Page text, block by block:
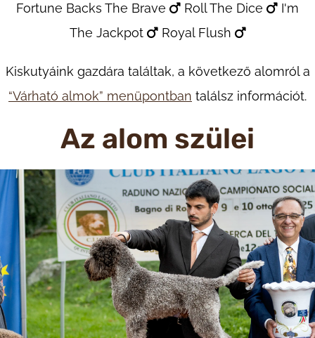
Fortune Backs The Brave
Roll The Dice
I'm
The Jackpot
Royal Flush
Kiskutyáink gazdára találtak, a következő alomról a
“Várható almok” menüpontban találsz információt.
Az alom szülei